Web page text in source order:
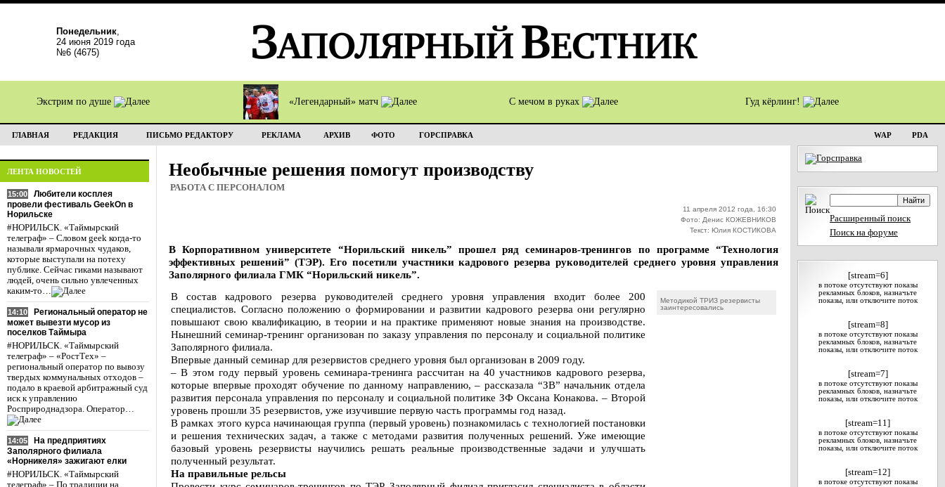
Понедельник,
24 июня 2019 года
№6 (4675)
Экстрим по душе «Легендарный» матч С мечом в руках Гуд кёрлинг!
ГЛАВНАЯ РЕДАКЦИЯ ПИСЬМО РЕДАКТОРУ РЕКЛАМА АРХИВ ФОТО ГОРСПРАВКА WAP PDA
ЛЕНТА НОВОСТЕЙ
15:00
Любители косплея
провели фестиваль GeekOn в
Норильске
#НОРИЛЬСК. «Таймырский
телеграф» – Словом geek когда-то
называли ярмарочных чудаков,
которые выступали на потеху
публике. Сейчас гиками называют
людей, очень сильно увлеченных
каким-то…
14:10
Региональный оператор не
может вывезти мусор из
поселков Таймыра
#НОРИЛЬСК. «Таймырский
телеграф» – «РостТех» –
региональный оператор по вывозу
твердых коммунальных отходов –
подало в краевой арбитражный суд
иск к управлению
Росприроднадзора. Оператор…
14:05
На предприятиях
Заполярного филиала
«Норникеля» зажигают елки
#НОРИЛЬСК. «Таймырский
телеграф» – По традиции на
Необычные решения помогут производству
РАБОТА С ПЕРСОНАЛОМ
11 апреля 2012 года, 16:30
Фото: Денис КОЖЕВНИКОВ
Текст: Юлия КОСТИКОВА
В Корпоративном университете “Норильский никель” прошел ряд семинаров-тренингов по программе “Технология
эффективных решений” (ТЭР). Его посетили участники кадрового резерва руководителей среднего уровня управления
Заполярного филиала ГМК “Норильский никель”.
В состав кадрового резерва руководителей среднего уровня управления входит более 200
специалистов. Согласно положению о формировании и развитии кадрового резерва они регулярно
повышают свою квалификацию, в теории и на практике применяют новые знания на производстве.
Нынешний семинар-тренинг организован по заказу управления по персоналу и социальной политике
Заполярного филиала.
Впервые данный семинар для резервистов среднего уровня был организован в 2009 году.
– В этом году первый уровень семинара-тренинга рассчитан на 40 участников кадрового резерва,
которые впервые проходят обучение по данному направлению, – рассказала “ЗВ” начальник отдела
развития персонала управления по персоналу и социальной политике ЗФ Оксана Конакова. – Второй
уровень прошли 35 резервистов, уже изучившие первую часть программы год назад.
В рамках этого курса начинающая группа (первый уровень) познакомилась с технологией постановки
и решения технических задач, а также с методами развития полученных решений. Уже имеющие
базовый уровень резервисты научились решать реальные производственные задачи и улучшать
полученный результат.
На правильные рельсы
Методикой ТРИЗ резервисты
заинтересовались
Расширенный поиск
Поиск на форуме
[stream=6]
в потоке отсутствуют показы
рекламных блоков, назначьте
показы, или отключите поток
[stream=8]
в потоке отсутствуют показы
рекламных блоков, назначьте
показы, или отключите поток
[stream=7]
в потоке отсутствуют показы
рекламных блоков, назначьте
показы, или отключите поток
[stream=11]
в потоке отсутствуют показы
рекламных блоков, назначьте
показы, или отключите поток
[stream=12]
в потоке отсутствуют показы